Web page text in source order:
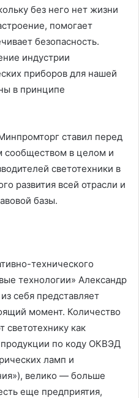
без него нет жизни
помогает
безопасность.
индустрии
приборов для нашей
в принципе
ставил перед
сообществом в целом и
светотехники в
развития всей отрасли и
базы.
технического
технологии» Александр
себя представляет
момент. Количество
светотехнику как
по коду ОКВЭД
ламп и
велико — больше
еще предприятия,